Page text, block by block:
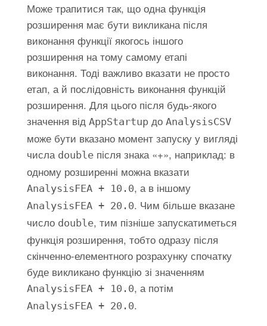
Може трапитися так, що одна функція
розширення має бути викликана після
виконання функції якогось іншого
розширення на тому самому етапі
виконання. Тоді важливо вказати не просто
етап, а й послідовність виконання функцій
розширення. Для цього після будь-якого
значення від AppStartup до AnalysisCSV
може бути вказано момент запуску у вигляді
числа double після знака «+», наприклад: в
одному розширенні можна вказати
AnalysisFEA + 10.0, а в іншому
AnalysisFEA + 20.0. Чим більше вказане
число double, тим пізніше запускатиметься
функція розширення, тобто одразу після
скінченно-елементного розрахунку спочатку
буде викликано функцію зі значенням
AnalysisFEA + 10.0, а потім
AnalysisFEA + 20.0.